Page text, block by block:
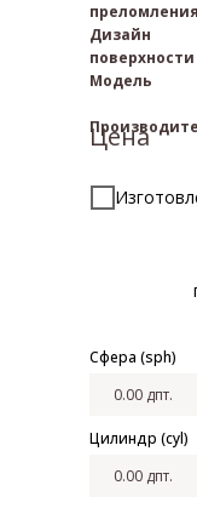
Сфера (sph)
Цилиндр (cyl)
преломления
Дизайн
поверхности
Модель
Цена